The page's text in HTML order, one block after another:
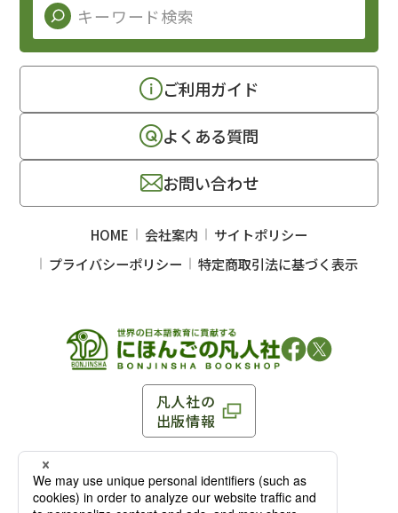
凡人社の
出版情報
〒102-0093 東京都千代田区平河町 1-3-13 8F
TEL：03-3263-3959／FAX：03-3263-3116
ご利用ガイド
よくある質問
お問い合わせ
HOME 会社案内
サイトポリシー
プライバシーポリシー
特定商取引法に基づく表示